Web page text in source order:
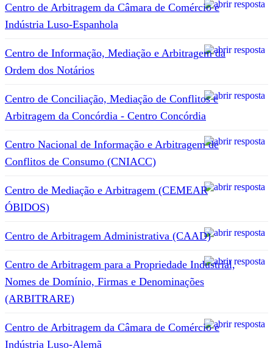
Centro de Arbitragem da Câmara de Comércio e
Indústria Luso-Espanhola
Centro de Informação, Mediação e Arbitragem da
Ordem dos Notários
Centro de Conciliação, Mediação de Conflitos e
Arbitragem da Concórdia - Centro Concórdia
Centro Nacional de Informação e Arbitragem de
Conflitos de Consumo (CNIACC)
Centro de Mediação e Arbitragem (CEMEAR
ÓBIDOS)
Centro de Arbitragem Administrativa (CAAD)
Centro de Arbitragem para a Propriedade Industrial,
Nomes de Domínio, Firmas e Denominações
(ARBITRARE)
Centro de Arbitragem da Câmara de Comércio e
Indústria Luso-Alemã